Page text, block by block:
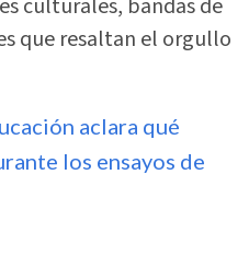
culturales, bandas de
que resaltan el orgullo
aclara qué
los ensayos de